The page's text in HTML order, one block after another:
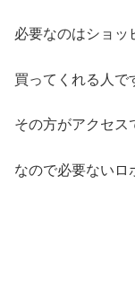
必要なのはショ
買ってくれる人で
その方がアクセス
なので必要ないロ